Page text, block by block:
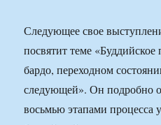
Следующее свое
посвятит теме
бардо, переходном
следующей». Он подробно
восьмью этапами процесса